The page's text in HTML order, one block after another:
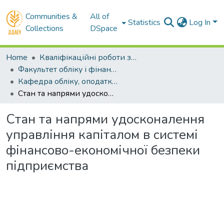
Communities &
Collections
All of
DSpace
Statistics Log In
Home
Кваліфікаційні роботи здобувачів вищої освіти
Факультет обліку і фінансів
Кафедра обліку, оподаткування та управління фінансово-економічною безпекою . Магістри
Стан та напрями удосконалення управління капіталом в системі фінансово-економічної безпеки підприємства
Стан та напрями удосконалення
управління капіталом в системі
фінансово-економічної безпеки
підприємства